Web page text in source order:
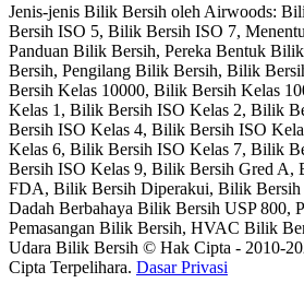
Jenis-jenis Bilik Bersih oleh Airwoods:
Bersih ISO 5, Bilik Bersih ISO 7,
Panduan Bilik Bersih, Pereka Bentuk
Bersih, Pengilang Bilik Bersih, Bilik
Bersih Kelas 10000, Bilik Bersih Kelas
Kelas 1, Bilik Bersih ISO Kelas 2, Bilik
Bersih ISO Kelas 4, Bilik Bersih ISO
Kelas 6, Bilik Bersih ISO Kelas 7, Bilik
Bersih ISO Kelas 9, Bilik Bersih Gred A,
FDA, Bilik Bersih Diperakui, Bilik Bersih
Dadah Berbahaya Bilik Bersih USP 800,
Pemasangan Bilik Bersih, HVAC Bilik
Udara Bilik Bersih © Hak Cipta - 2010-
Cipta Terpelihara. Dasar Privasi